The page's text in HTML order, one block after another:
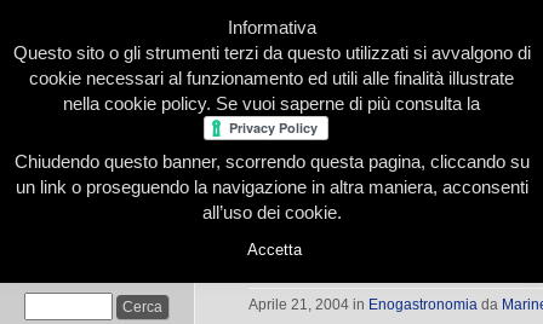
Home Presentazione Redazione Le nostre firme
Da Torino a Timisoara
Aprile 21, 2004 in Enogastronomia da
Informativa
Questo sito o gli strumenti terzi da questo utilizzati si avvalgono di
cookie necessari al funzionamento ed utili alle finalità illustrate
nella cookie policy. Se vuoi saperne di più consulta la
Chiudendo questo banner, scorrendo questa pagina, cliccando su
un link o proseguendo la navigazione in altra maniera, acconsenti
all’uso dei cookie.
Accetta